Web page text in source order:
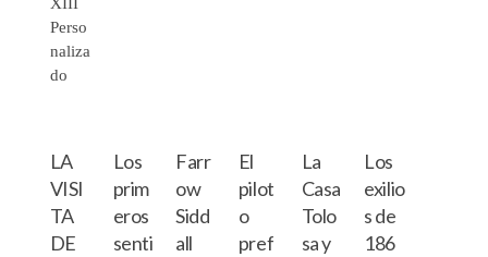
LA
VISI
TA
DE
Los
prim
eros
senti
Farr
ow
Sidd
all
El
pilot
o
pref
La
Casa
Tolo
sa y
Los
exilio
s de
186